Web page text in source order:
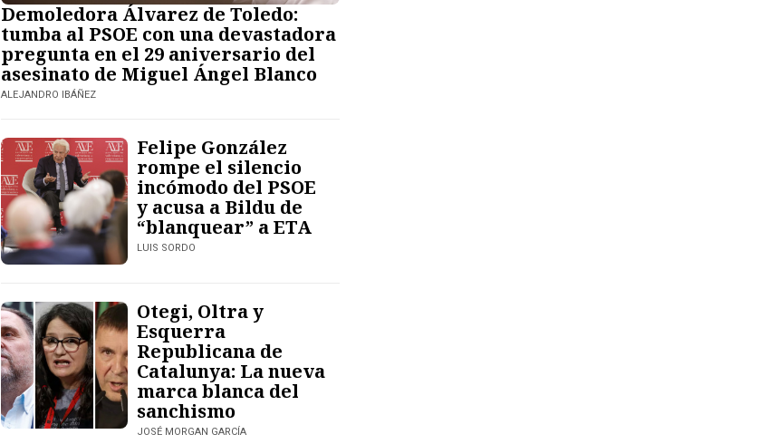
Demoledora Álvarez de Toledo:
tumba al PSOE con una devastadora
pregunta en el 29 aniversario del
asesinato de Miguel Ángel Blanco
ALEJANDRO IBÁÑEZ
Felipe González
rompe el silencio
incómodo del PSOE
y acusa a Bildu de
“blanquear” a ETA
LUIS SORDO
Otegi, Oltra y
Esquerra
Republicana de
Catalunya: La nueva
marca blanca del
sanchismo
JOSÉ MORGAN GARCÍA